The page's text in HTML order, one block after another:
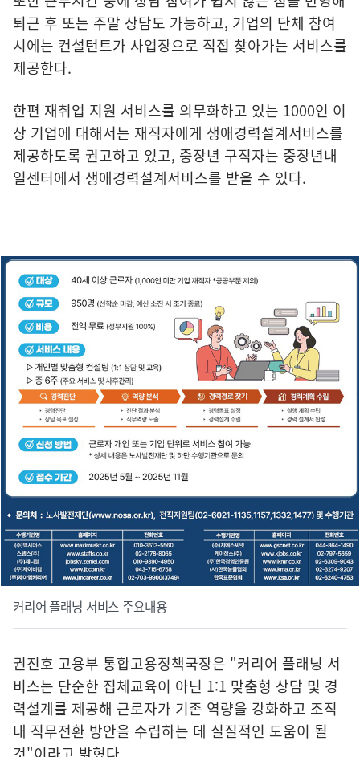
퇴근 후 또는 주말 상담도 가능하고, 기업의 단체 참여
시에는 컨설턴트가 사업장으로 직접 찾아가는 서비스를
제공한다.
한편 재취업 지원 서비스를 의무화하고 있는 1000인 이
상 기업에 대해서는 재직자에게 생애경력설계서비스를
제공하도록 권고하고 있고, 중장년 구직자는 중장년내
일센터에서 생애경력설계서비스를 받을 수 있다.
커리어 플래닝 서비스 주요내용
권진호 고용부 통합고용정책국장은 "커리어 플래닝 서
비스는 단순한 집체교육이 아닌 1:1 맞춤형 상담 및 경
력설계를 제공해 근로자가 기존 역량을 강화하고 조직
내 직무전환 방안을 수립하는 데 실질적인 도움이 될